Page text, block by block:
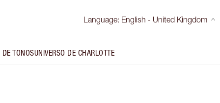
Language: English - United Kingdom
TONOSUNIVERSO DE CHARLOTTE